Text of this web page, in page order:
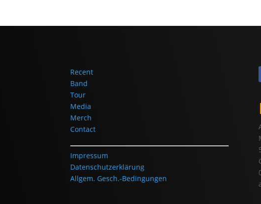
Recent
Band
Tour
Media
Merch
Contact
Impressum
Datenschutzerklärung
Allgem. Gesch.-Bedingungen